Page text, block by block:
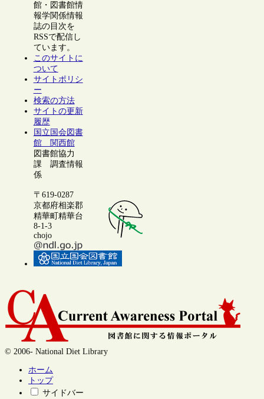
館・図書館情
報学関係情報
誌の目次を
RSSで配信し
ています。
このサイトに
ついて
サイトポリシ
ー
検索の方法
サイトの更新
履歴
国立国会図書
館 関西館
図書館協力
課 調査情報
係
〒619-0287
京都府相楽郡
精華町精華台
8-1-3
chojo
© 2006- National Diet Library
ホーム
トップ
サイドバー